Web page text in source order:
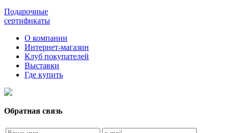
Подарочные
сертификаты
О компании
Интернет-магазин
Клуб покупателей
Выставки
Где купить
Обратная связь